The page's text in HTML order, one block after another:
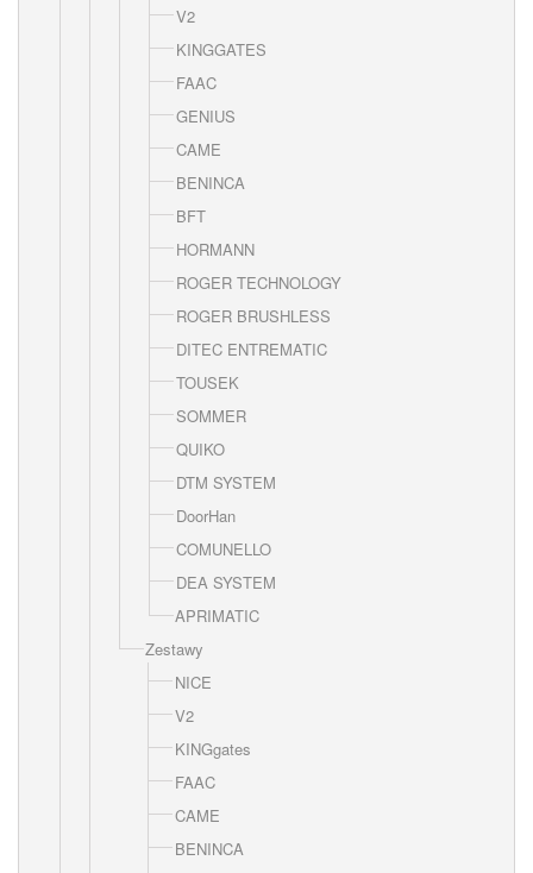
V2
KINGGATES
FAAC
GENIUS
CAME
BENINCA
BFT
HORMANN
ROGER TECHNOLOGY
ROGER BRUSHLESS
DITEC ENTREMATIC
TOUSEK
SOMMER
QUIKO
DTM SYSTEM
DoorHan
COMUNELLO
DEA SYSTEM
APRIMATIC
Zestawy
NICE
V2
KINGgates
FAAC
CAME
BENINCA